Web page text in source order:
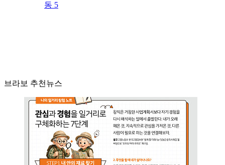
동 5
브라보 추천뉴스